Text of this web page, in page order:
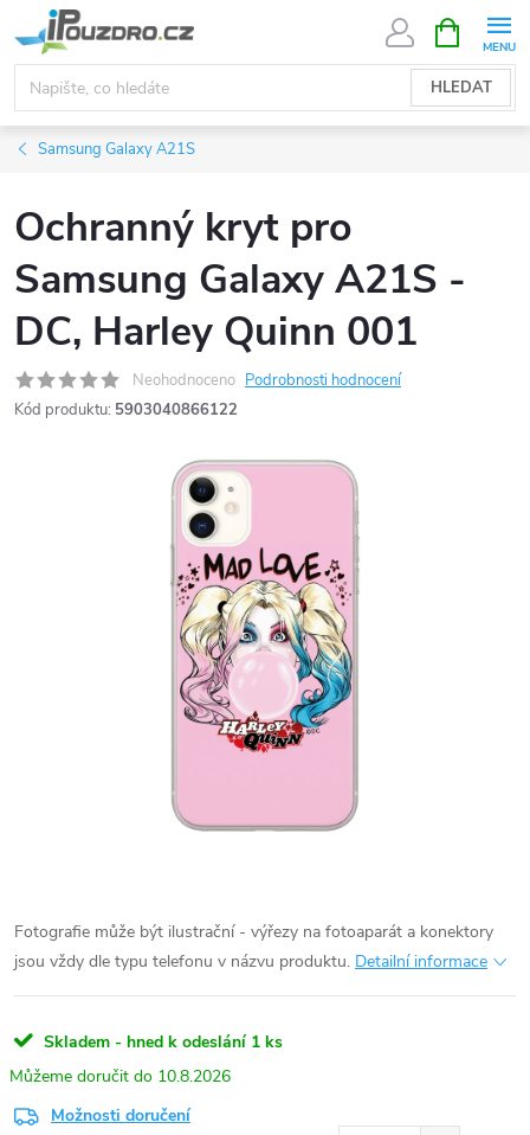
na
obsah
HLEDAT
NÁKUPNÍ
KOŠÍK
Samsung Galaxy A21S
Ochranný kryt pro
Samsung Galaxy A21S -
DC, Harley Quinn 001
Neohodnoceno Podrobnosti hodnocení
Kód produktu: 5903040866122
Fotografie může být ilustrační - výřezy na fotoaparát a konektory
jsou vždy dle typu telefonu v názvu produktu. Detailní informace
Skladem - hned k odeslání 1 ks
10.8.2026
Možnosti doručení